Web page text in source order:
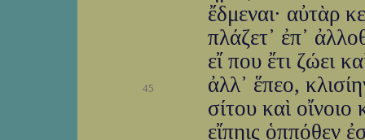
ἔδμεναι· αὐτὰρ
πλάζετ᾽ ἐπ᾽
εἴ που ἔτι ζώει
45
ἀλλ᾽ ἕπεο,
σίτου καὶ
εἴπηις ὁππόθεν